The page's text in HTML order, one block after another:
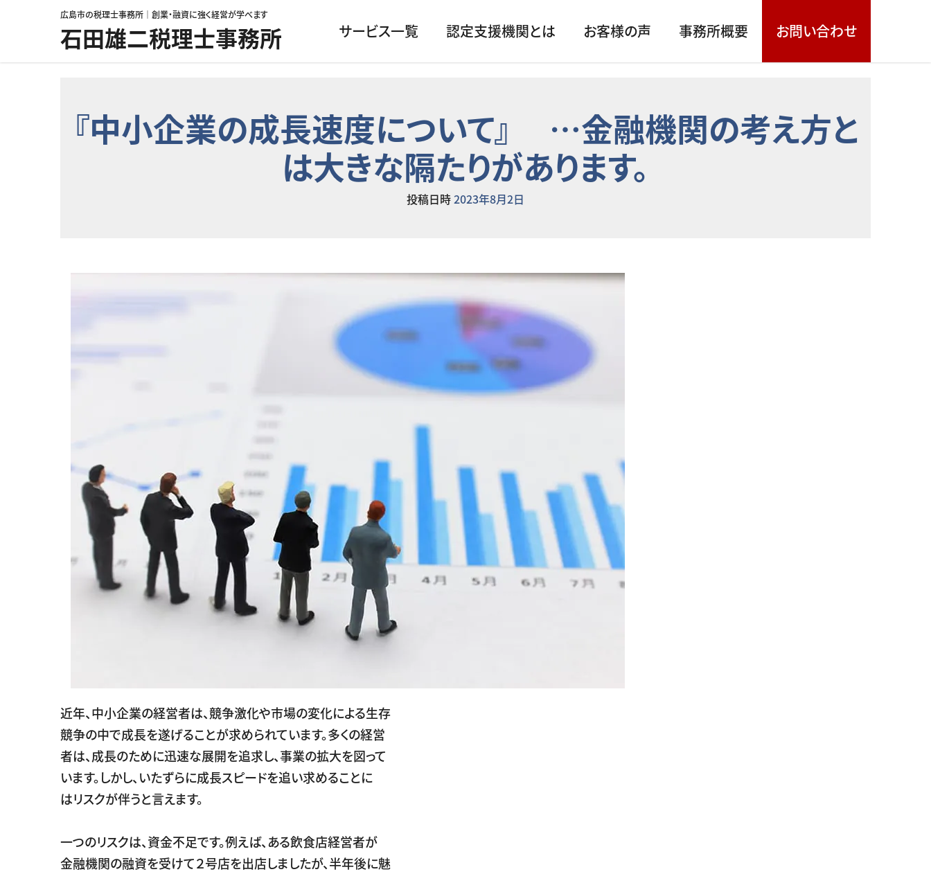
コンテンツへスキップ広島市の税理士事務所｜創業・融資に強く経営が学べます
石田雄二税理士事務所 サービス一覧 認定支援機関とは お客様の声 事務所概要 お問い合わせ
『中小企業の成長速度について』 …金融機関の考え方と
は大きな隔たりがあります。
投稿日時2023年8月2日
近年、中小企業の経営者は、競争激化や市場の変化による生存
競争の中で成長を遂げることが求められています。多くの経営
者は、成長のために迅速な展開を追求し、事業の拡大を図って
います。しかし、いたずらに成長スピードを追い求めることに
はリスクが伴うと言えます。
一つのリスクは、資金不足です。例えば、ある飲食店経営者が
金融機関の融資を受けて２号店を出店しましたが、半年後に魅